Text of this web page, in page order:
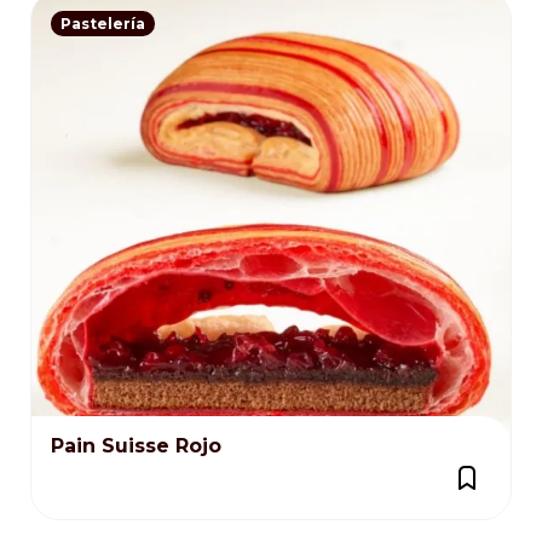
Pastelería
Pain Suisse Rojo